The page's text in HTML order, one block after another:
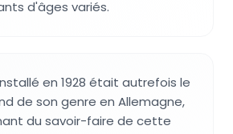
d'âges variés.
en 1928 était autrefois le
de son genre en Allemagne,
du savoir-faire de cette